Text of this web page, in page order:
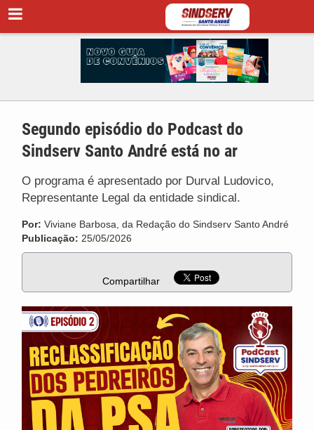
Segundo episódio do Podcast do
Sindserv Santo André está no ar
O programa é apresentado por Durval Ludovico,
Representante Legal da entidade sindical.
Por: Viviane Barbosa, da Redação do Sindserv Santo André
Publicação: 25/05/2026
Compartilhar